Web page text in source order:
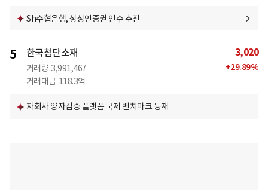
Sh수협은행, 상상인증권 인수 추진
5 한국첨단소재
거래량 3,991,467
거래대금 118.3억
3,020
+29.89%
자회사 양자검증 플랫폼 국제 벤치마크 등재